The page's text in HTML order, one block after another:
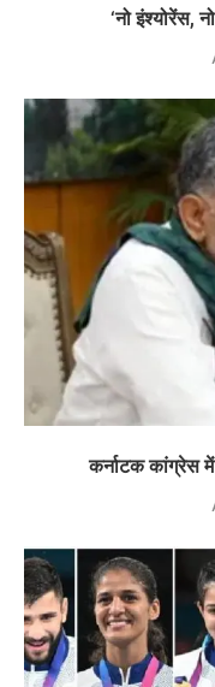
‘नो इंश्योरेंस,
कर्नाटक कांग्रेस